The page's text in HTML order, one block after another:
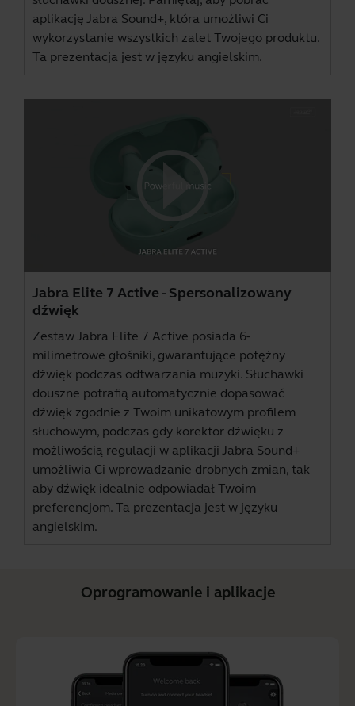
aplikację Jabra Sound+, która umożliwi Ci
wykorzystanie wszystkich zalet Twojego produktu.
Ta prezentacja jest w języku angielskim.
Jabra Elite 7 Active - Spersonalizowany
dźwięk
Zestaw Jabra Elite 7 Active posiada 6-
milimetrowe głośniki, gwarantujące potężny
dźwięk podczas odtwarzania muzyki. Słuchawki
douszne potrafią automatycznie dopasować
dźwięk zgodnie z Twoim unikatowym profilem
słuchowym, podczas gdy korektor dźwięku z
możliwością regulacji w aplikacji Jabra Sound+
umożliwia Ci wprowadzanie drobnych zmian, tak
aby dźwięk idealnie odpowiadał Twoim
preferencjom. Ta prezentacja jest w języku
angielskim.
Oprogramowanie i aplikacje